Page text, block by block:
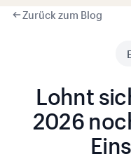
Zurück zum Blog
Lohnt
2026